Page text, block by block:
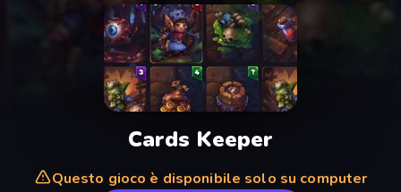
Cards Keeper
Questo gioco è disponibile solo su computer